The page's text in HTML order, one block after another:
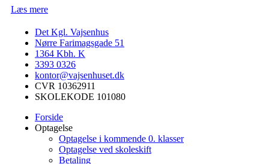
Læs mere
Det Kgl. Vajsenhus
Nørre Farimagsgade 51
1364 Kbh. K
3393 0326
kontor@vajsenhuset.dk
CVR 10362911
SKOLEKODE 101080
Forside
Optagelse
Optagelse i kommende 0. klasser
Optagelse ved skoleskift
Betaling